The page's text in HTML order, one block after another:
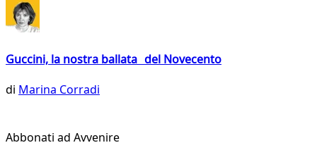
Guccini, la nostra ballata del Novecento
di Marina Corradi
Abbonati ad Avvenire